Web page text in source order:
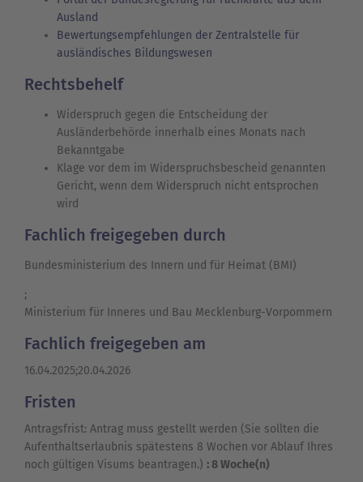
Ausland
Bewertungsempfehlungen der Zentralstelle für
ausländisches Bildungswesen
Rechtsbehelf
Widerspruch gegen die Entscheidung der
Ausländerbehörde innerhalb eines Monats nach
Bekanntgabe
Klage vor dem im Widerspruchsbescheid genannten
Gericht, wenn dem Widerspruch nicht entsprochen
wird
Fachlich freigegeben durch
Bundesministerium des Innern und für Heimat (BMI)
;
Ministerium für Inneres und Bau Mecklenburg-Vorpommern
Fachlich freigegeben am
16.04.2025;20.04.2026
Fristen
Antragsfrist: Antrag muss gestellt werden (Sie sollten die
Aufenthaltserlaubnis spätestens 8 Wochen vor Ablauf Ihres
noch gültigen Visums beantragen.) : 8 Woche(n)